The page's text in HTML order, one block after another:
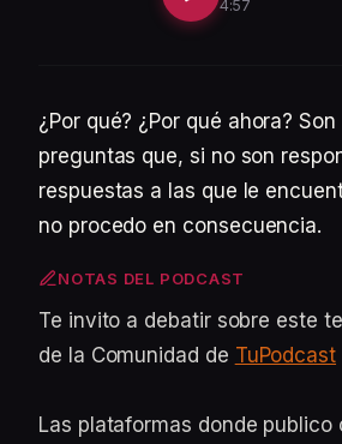
4:57
¿Por qué? ¿Por qué ahora?
preguntas que, si no son
respuestas a las que le
no procedo en consecuencia.
NOTAS DEL PODCAST
Te invito a debatir sobre este
de la Comunidad de TuPodcast
Las plataformas donde publico